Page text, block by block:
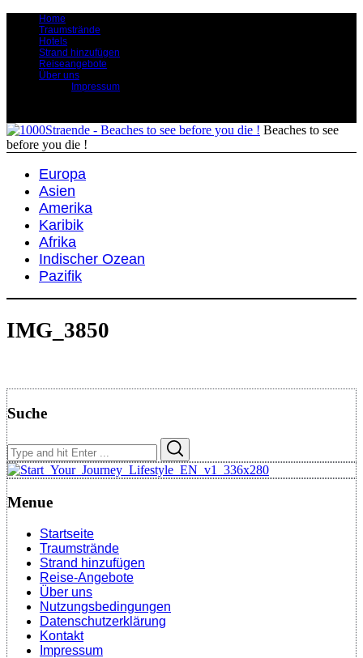
Home
Traumstrände
Hotels
Strand hinzufügen
Reiseangebote
Über uns
Impressum
Beaches to see
before you die !
Europa
Asien
Amerika
Karibik
Afrika
Indischer Ozean
Pazifik
IMG_3850
Suche
Search
for:
Menue
Startseite
Traumstrände
Strand hinzufügen
Reise-Angebote
Über uns
Nutzungsbedingungen
Datenschutzerklärung
Kontakt
Impressum